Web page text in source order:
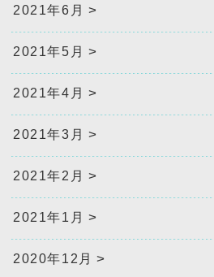
2021年6月
2021年5月
2021年4月
2021年3月
2021年2月
2021年1月
2020年12月